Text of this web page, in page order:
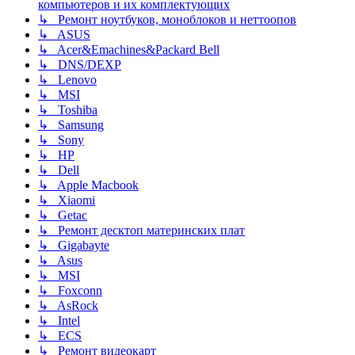
компьютеров и их комплектующих
↳ Ремонт ноутбуков, моноблоков и неттоопов
↳ ASUS
↳ Acer&Emachines&Packard Bell
↳ DNS/DEXP
↳ Lenovo
↳ MSI
↳ Toshiba
↳ Samsung
↳ Sony
↳ HP
↳ Dell
↳ Apple Macbook
↳ Xiaomi
↳ Getac
↳ Ремонт десктоп материнских плат
↳ Gigabayte
↳ Asus
↳ MSI
↳ Foxconn
↳ AsRock
↳ Intel
↳ ECS
↳ Ремонт видеокарт